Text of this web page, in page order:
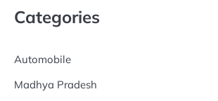
Categories
Automobile
Madhya Pradesh